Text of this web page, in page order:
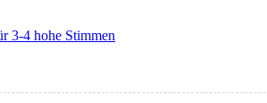
3-4 hohe Stimmen